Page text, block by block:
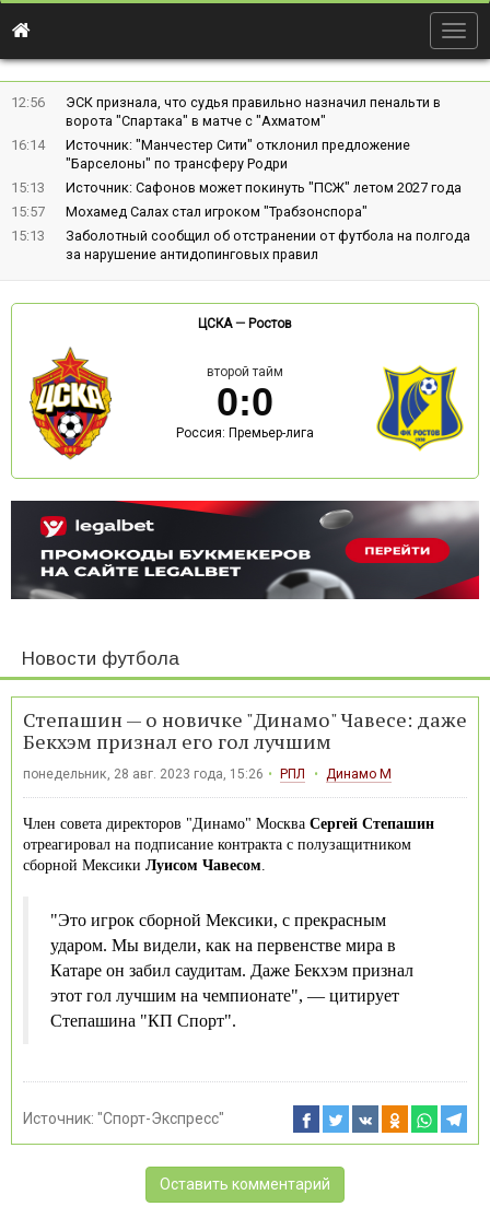
12:56
ЭСК признала, что судья правильно назначил пенальти в
ворота "Спартака" в матче с "Ахматом"
16:14
Источник: "Манчестер Сити" отклонил предложение
"Барселоны" по трансферу Родри
15:13
Источник: Сафонов может покинуть "ПСЖ" летом 2027 года
15:57
Мохамед Салах стал игроком "Трабзонспора"
15:13
Заболотный сообщил об отстранении от футбола на полгода
за нарушение антидопинговых правил
ЦСКА— Ростов
второй тайм
0:0
Россия: Премьер-лига
Новости футбола
Степашин — о новичке "Динамо" Чавесе: даже
Бекхэм признал его гол лучшим
понедельник, 28 авг. 2023 года, 15:26 РПЛ Динамо М
Член совета директоров "Динамо" Москва Сергей Степашин
отреагировал на подписание контракта с полузащитником
сборной Мексики Луисом Чавесом
"Это игрок сборной Мексики, с прекрасным
ударом. Мы видели, как на первенстве мира в
Катаре он забил саудитам. Даже Бекхэм признал
этот гол лучшим на чемпионате", — цитирует
Степашина "КП Спорт".
Источник: "Спорт-Экспресс"
Оставить комментарий